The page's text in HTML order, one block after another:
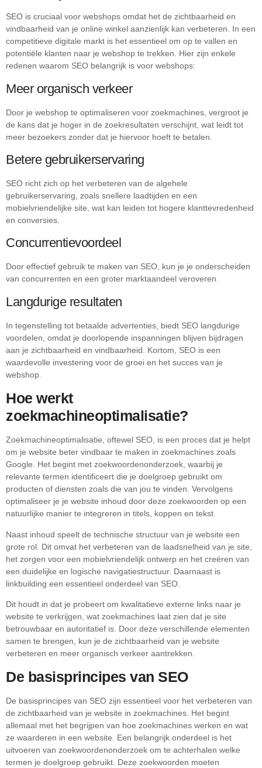
SEO is cruciaal voor webshops omdat het de zichtbaarheid en
vindbaarheid van je online winkel aanzienlijk kan verbeteren. In een
competitieve digitale markt is het essentieel om op te vallen en
potentiële klanten naar je webshop te trekken. Hier zijn enkele
redenen waarom SEO belangrijk is voor webshops:
Meer organisch verkeer
Door je webshop te optimaliseren voor zoekmachines, vergroot je
de kans dat je hoger in de zoekresultaten verschijnt, wat leidt tot
meer bezoekers zonder dat je hiervoor hoeft te betalen.
Betere gebruikerservaring
SEO richt zich op het verbeteren van de algehele
gebruikerservaring, zoals snellere laadtijden en een
mobielvriendelijke site, wat kan leiden tot hogere klanttevredenheid
en conversies.
Concurrentievoordeel
Door effectief gebruik te maken van SEO, kun je je onderscheiden
van concurrenten en een groter marktaandeel veroveren.
Langdurige resultaten
In tegenstelling tot betaalde advertenties, biedt SEO langdurige
voordelen, omdat je doorlopende inspanningen blijven bijdragen
aan je zichtbaarheid en vindbaarheid. Kortom, SEO is een
waardevolle investering voor de groei en het succes van je
webshop.
Hoe werkt
zoekmachineoptimalisatie?
Zoekmachineoptimalisatie, oftewel SEO, is een proces dat je helpt
om je website beter vindbaar te maken in zoekmachines zoals
Google. Het begint met zoekwoordenonderzoek, waarbij je
relevante termen identificeert die je doelgroep gebruikt om
producten of diensten zoals die van jou te vinden. Vervolgens
optimaliseer je je website inhoud door deze zoekwoorden op een
natuurlijke manier te integreren in titels, koppen en tekst.
Naast inhoud speelt de technische structuur van je website een
grote rol. Dit omvat het verbeteren van de laadsnelheid van je site,
het zorgen voor een mobielvriendelijk ontwerp en het creëren van
een duidelijke en logische navigatiestructuur. Daarnaast is
linkbuilding een essentieel onderdeel van SEO.
Dit houdt in dat je probeert om kwalitatieve externe links naar je
website te verkrijgen, wat zoekmachines laat zien dat je site
betrouwbaar en autoritatief is. Door deze verschillende elementen
samen te brengen, kun je de zichtbaarheid van je website
verbeteren en meer organisch verkeer aantrekken.
De basisprincipes van SEO
De basisprincipes van SEO zijn essentieel voor het verbeteren van
de zichtbaarheid van je website in zoekmachines. Het begint
allemaal met het begrijpen van hoe zoekmachines werken en wat
ze waarderen in een website. Een belangrijk onderdeel is het
uitvoeren van zoekwoordenonderzoek om te achterhalen welke
termen je doelgroep gebruikt. Deze zoekwoorden moeten